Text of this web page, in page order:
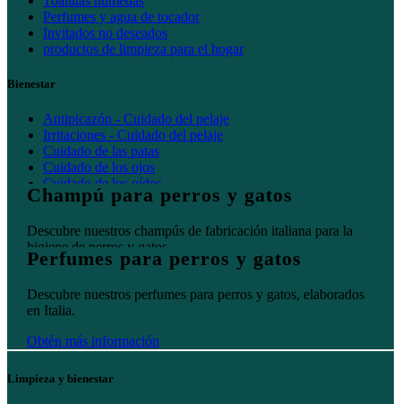
Perfumes y agua de tocador
Invitados no deseados
productos de limpieza para el hogar
Bienestar
Antipicazón - Cuidado del pelaje
Irritaciones - Cuidado del pelaje
Cuidado de las patas
Cuidado de los ojos
Cuidado de los oídos
Cuidado bucal
Champú para perros y gatos
Descubre nuestros champús de fabricación italiana para la
higiene de perros y gatos.
Perfumes para perros y gatos
Descubre nuestros perfumes para perros y gatos, elaborados
en Italia.
Obtén más información
Limpieza y bienestar